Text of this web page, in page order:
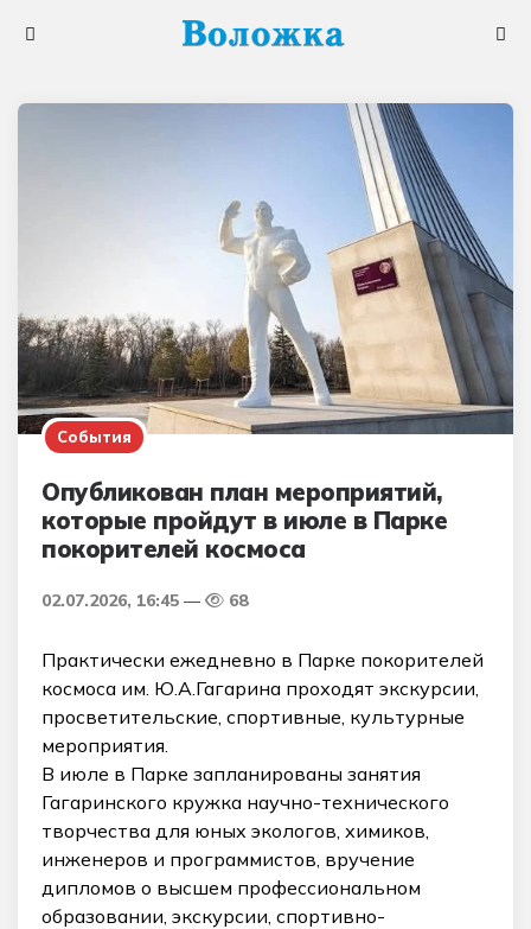
События
Опубликован план мероприятий,
которые пройдут в июле в Парке
покорителей космоса
02.07.2026, 16:45 68
Практически ежедневно в Парке покорителей
космоса им. Ю.А.Гагарина проходят экскурсии,
просветительские, спортивные, культурные
мероприятия.
В июле в Парке запланированы занятия
Гагаринского кружка научно-технического
творчества для юных экологов, химиков,
инженеров и программистов, вручение
дипломов о высшем профессиональном
образовании, экскурсии, спортивно-